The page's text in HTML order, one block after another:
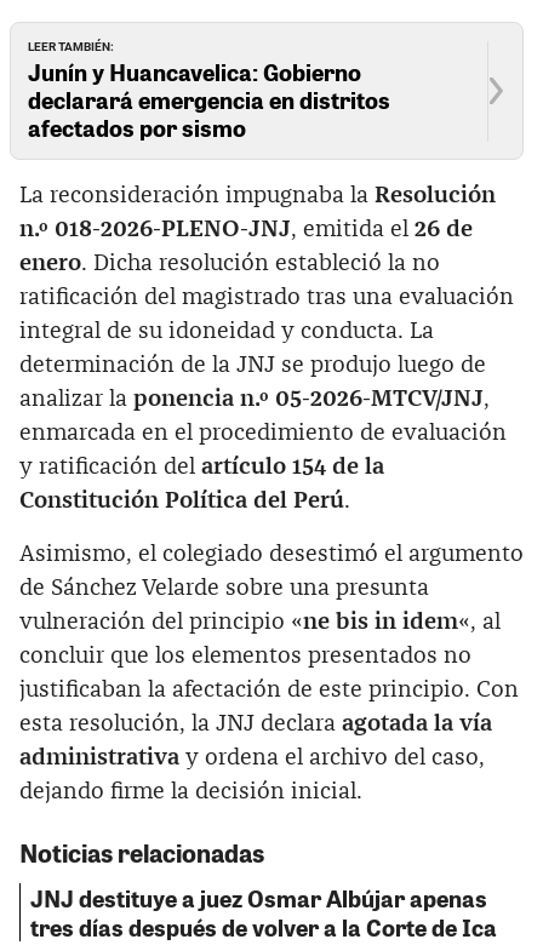
LEER TAMBIÉN:
Junín y Huancavelica: Gobierno
declarará emergencia en distritos
afectados por sismo
La reconsideración impugnaba la Resolución
n.º 018-2026-PLENO-JNJ, emitida el 26 de
enero. Dicha resolución estableció la no
ratificación del magistrado tras una evaluación
integral de su idoneidad y conducta. La
determinación de la JNJ se produjo luego de
analizar la ponencia n.º 05-2026-MTCV/JNJ,
enmarcada en el procedimiento de evaluación
y ratificación del artículo 154 de la
Constitución Política del Perú.
Asimismo, el colegiado desestimó el argumento
de Sánchez Velarde sobre una presunta
vulneración del principio «ne bis in idem«, al
concluir que los elementos presentados no
justificaban la afectación de este principio. Con
esta resolución, la JNJ declara agotada la vía
administrativa y ordena el archivo del caso,
dejando firme la decisión inicial.
Noticias relacionadas
JNJ destituye a juez Osmar Albújar apenas
tres días después de volver a la Corte de Ica